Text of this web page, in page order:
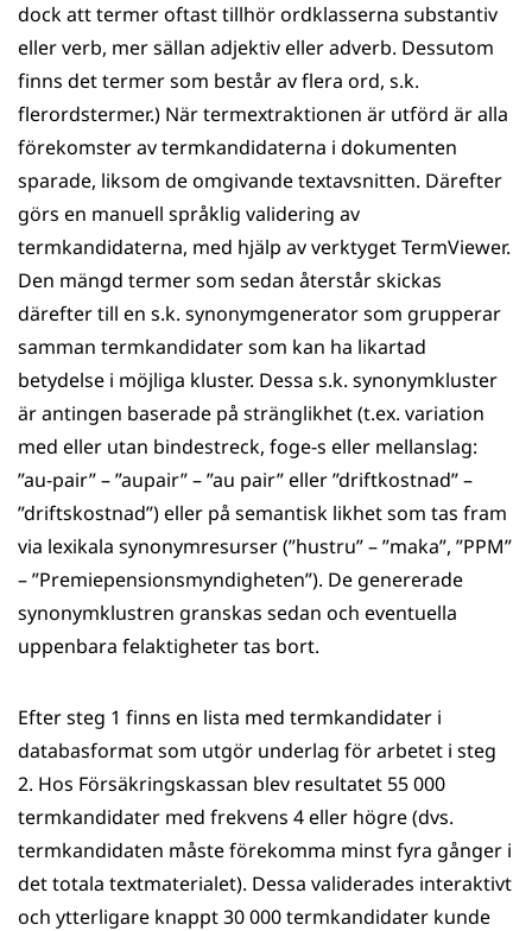
dock att termer oftast tillhör ordklasserna substantiv
eller verb, mer sällan adjektiv eller adverb. Dessutom
finns det termer som består av flera ord, s.k.
flerordstermer.) När termextraktionen är utförd är alla
förekomster av termkandidaterna i dokumenten
sparade, liksom de omgivande textavsnitten. Därefter
görs en manuell språklig validering av
termkandidaterna, med hjälp av verktyget TermViewer.
Den mängd termer som sedan återstår skickas
därefter till en s.k. synonym­generator som grupperar
samman termkandidater som kan ha likartad
betydelse i möjliga kluster. Dessa s.k. synonym­kluster
är antingen baserade på stränglikhet (t.ex. variation
med eller utan bindestreck, foge-s eller mellanslag:
”au-pair” – ”aupair” – ”au pair” eller ”driftkostnad” –
”driftskostnad”) eller på semantisk likhet som tas fram
via lexikala synonymresurser (”hustru” – ”maka”, ”PPM”
– ”Premiepensionsmyndigheten”). De genererade
synonym­klustren granskas sedan och eventuella
uppenbara felaktigheter tas bort.
Efter steg 1 finns en lista med termkandidater i
databasformat som utgör underlag för arbetet i steg
2. Hos Försäkringskassan blev resultatet 55 000
termkandidater med frekvens 4 eller högre (dvs.
termkandidaten måste förekomma minst fyra gånger i
det totala textmaterial­et). Dessa validerades interaktivt
och ytterligare knappt 30 000 termkandidater kunde